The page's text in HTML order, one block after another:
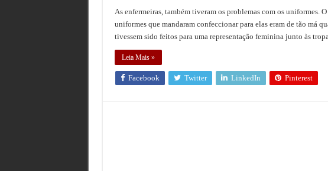
As enfermeiras, também tiveram os problemas com os uniformes.
uniformes que mandaram confeccionar para elas eram de tão má
tivessem sido feitos para uma representação feminina junto às
Leia Mais »
Facebook Twitter LinkedIn Pinterest